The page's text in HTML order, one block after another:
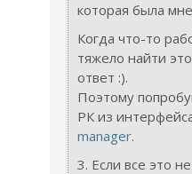
которая была
Когда что-то
тяжело найти
ответ :).
Поэтому
РК из
manager.
3. Если все это